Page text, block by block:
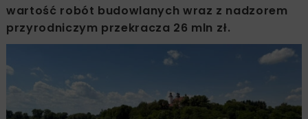
wartość robót budowlanych wraz z nadzorem
przyrodniczym przekracza 26 mln zł.